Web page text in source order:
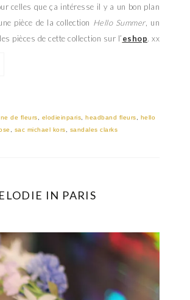
celles que ça intéresse il y a un bon plan
pièce de la collection Hello Summer, un
pièces de cette collection sur l’eshop. xx
de fleurs elodieinparis ,headband fleurs
hello
sac michael kors sandales clarks
IN PARIS